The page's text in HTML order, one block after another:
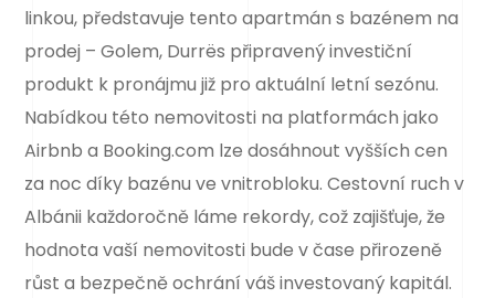
linkou, představuje tento apartmán s bazénem na
prodej – Golem, Durrës připravený investiční
produkt k pronájmu již pro aktuální letní sezónu.
Nabídkou této nemovitosti na platformách jako
Airbnb a Booking.com lze dosáhnout vyšších cen
za noc díky bazénu ve vnitrobloku. Cestovní ruch v
Albánii každoročně láme rekordy, což zajišťuje, že
hodnota vaší nemovitosti bude v čase přirozeně
růst a bezpečně ochrání váš investovaný kapitál.